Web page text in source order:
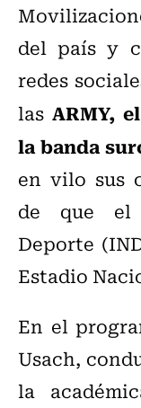
del país y
redes
las ARMY,
la banda
en vilo sus
de que el
Deporte
Estadio
En el
Usach,
la